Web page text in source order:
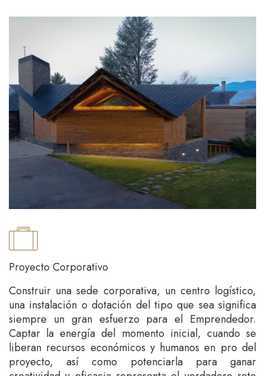
Proyecto Corporativo
Construir una sede corporativa, un centro logístico,
una instalación o dotación del tipo que sea significa
siempre un gran esfuerzo para el Emprendedor.
Captar la energía del momento inicial, cuando se
liberan recursos económicos y humanos en pro del
proyecto, así como potenciarla para ganar